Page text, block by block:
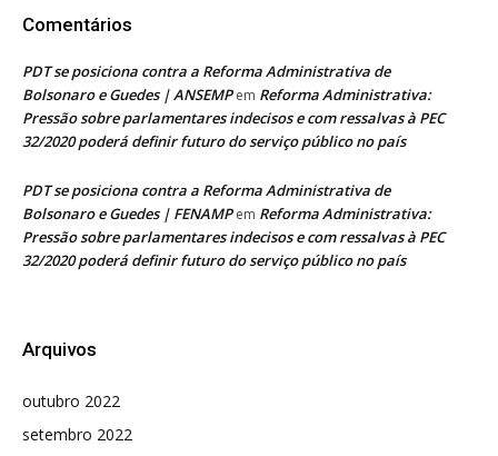
Comentários
PDT se posiciona contra a Reforma Administrativa de
Bolsonaro e Guedes | ANSEMPem Reforma Administrativa:
Pressão sobre parlamentares indecisos e com ressalvas à PEC
32/2020 poderá definir futuro do serviço público no país
PDT se posiciona contra a Reforma Administrativa de
Bolsonaro e Guedes | FENAMPem Reforma Administrativa:
Pressão sobre parlamentares indecisos e com ressalvas à PEC
32/2020 poderá definir futuro do serviço público no país
Arquivos
outubro 2022
setembro 2022